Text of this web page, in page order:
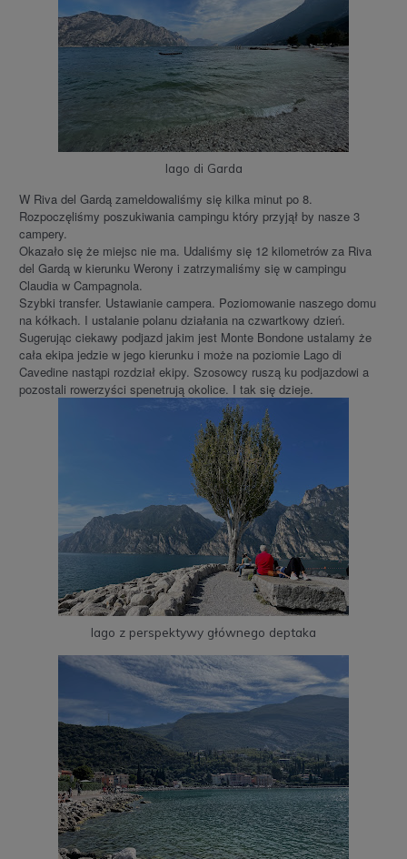
lago di Garda
W Riva del Gardą zameldowaliśmy się kilka minut po 8.
Rozpoczęliśmy poszukiwania campingu który przyjął by nasze 3
campery.
Okazało się że miejsc nie ma. Udaliśmy się 12 kilometrów za Riva
del Gardą w kierunku Werony i zatrzymaliśmy się w campingu
Claudia w Campagnola.
Szybki transfer. Ustawianie campera. Poziomowanie naszego domu
na kółkach. I ustalanie polanu działania na czwartkowy dzień.
Sugerując ciekawy podjazd jakim jest Monte Bondone ustalamy że
cała ekipa jedzie w jego kierunku i może na poziomie Lago di
Cavedine nastąpi rozdział ekipy. Szosowcy ruszą ku podjazdowi a
pozostali rowerzyści spenetrują okolice. I tak się dzieje.
lago z perspektywy głównego deptaka